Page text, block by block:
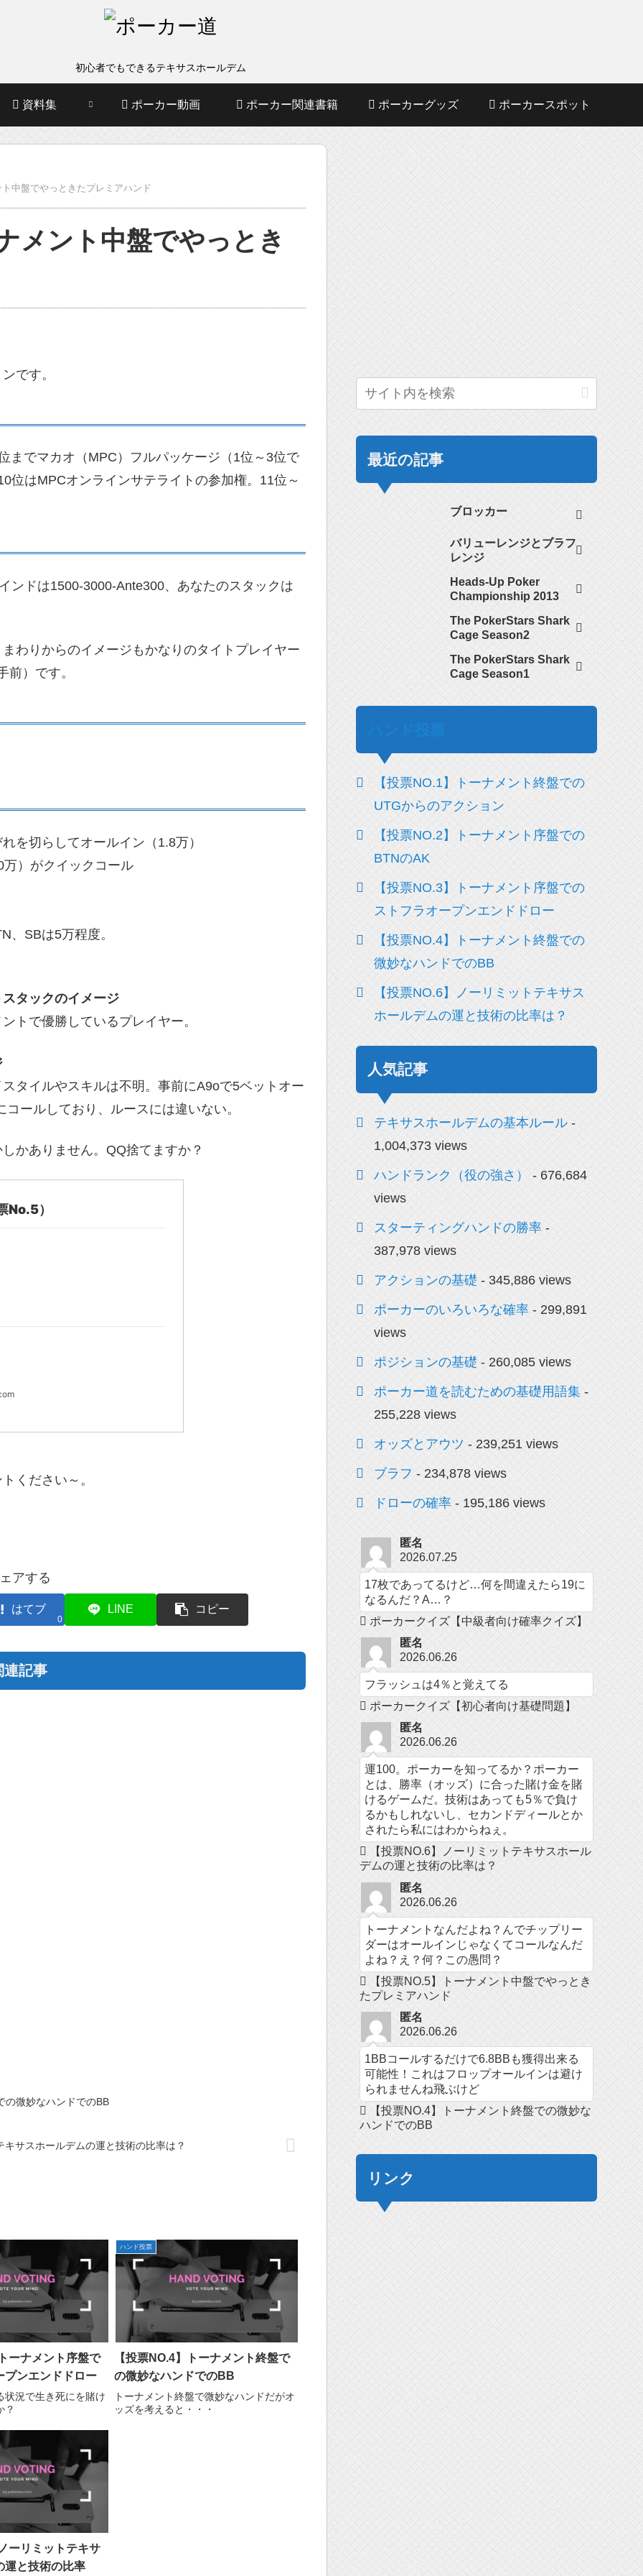
初心者でもできるテキサスホールデム
資料集 ポーカー動画 ポーカー関連書籍 ポーカーグッズ ポーカースポット
中盤でやっときたプレミアハンド
メント中盤でやっとき
です。
までマカオ（MPC）フルパッケージ（1位～3位で
位はMPCオンラインサテライトの参加権。11位～
ンドは1500-3000-Ante300、あなたのスタックは
わりからのイメージもかなりのタイトプレイヤー
）です。
を切らしてオールイン（1.8万）
）がクイックコール
、SBは5万程度。
タックのイメージ
トで優勝しているプレイヤー。
タイルやスキルは不明。事前にA9oで5ベットオー
ールしており、ルースには違いない。
かありません。QQ捨てますか？
No.5）
ください～。
アする
はてブ
0
LINE コピー
連記事
の微妙なハンドでのBB
サスホールデムの運と技術の比率は？
ーナメント序盤で
プンエンドドロー
状況で生き死にを賭け
？
ハンド投票
【投票NO.4】トーナメント終盤で
の微妙なハンドでのBB
トーナメント終盤で微妙なハンドだがオ
ッズを考えると・・・
ーリミットテキサ
運と技術の比率
最近の記事
ブロッカー
バリューレンジとブラフ
レンジ
Heads-Up Poker
Championship 2013
The PokerStars Shark
Cage Season2
The PokerStars Shark
Cage Season1
【投票NO.1】トーナメント終盤での
UTGからのアクション
【投票NO.2】トーナメント序盤での
BTNのAK
【投票NO.3】トーナメント序盤での
ストフラオープンエンドドロー
【投票NO.4】トーナメント終盤での
微妙なハンドでのBB
【投票NO.6】ノーリミットテキサス
ホールデムの運と技術の比率は？
人気記事
テキサスホールデムの基本ルール -
1,004,373 views
ハンドランク（役の強さ）
- 676,684
views
スターティングハンドの勝率 -
387,978 views
アクションの基礎 - 345,886 views
ポーカーのいろいろな確率 - 299,891
views
ポジションの基礎- 260,085 views
ポーカー道を読むための基礎用語集 -
255,228 views
オッズとアウツ - 239,251 views
ブラフ - 234,878 views
ドローの確率- 195,186 views
匿名
2026.07.25
17枚であってるけど…何を間違えたら19に
なるんだ？A…？
ポーカークイズ【中級者向け確率クイズ】
匿名
2026.06.26
フラッシュは4％と覚えてる
ポーカークイズ【初心者向け基礎問題】
匿名
2026.06.26
運100。ポーカーを知ってるか？ポーカー
とは、勝率（オッズ）に合った賭け金を賭
けるゲームだ。技術はあっても5％で負け
るかもしれないし、セカンドディールとか
されたら私にはわからねぇ。
【投票NO.6】ノーリミットテキサスホール
デムの運と技術の比率は？
匿名
2026.06.26
トーナメントなんだよね？んでチップリー
ダーはオールインじゃなくてコールなんだ
よね？え？何？この愚問？
【投票NO.5】トーナメント中盤でやっとき
たプレミアハンド
匿名
2026.06.26
1BBコールするだけで6.8BBも獲得出来る
可能性！これはフロップオールインは避け
られませんね飛ぶけど
【投票NO.4】トーナメント終盤での微妙な
ハンドでのBB
リンク